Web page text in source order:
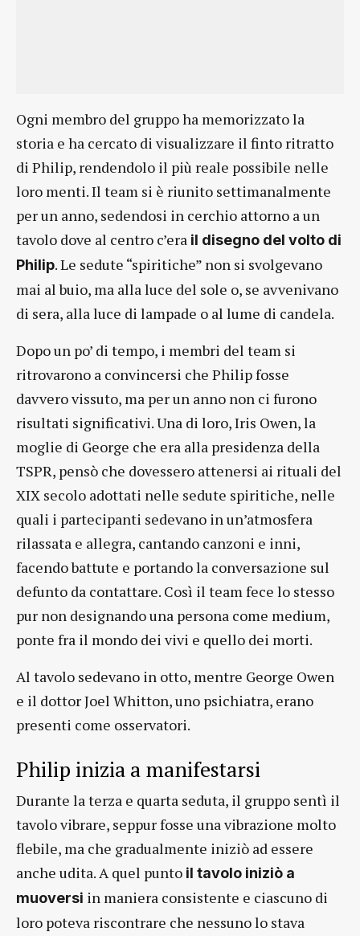
Ogni membro del gruppo ha memorizzato la
storia e ha cercato di visualizzare il finto ritratto
di Philip, rendendolo il più reale possibile nelle
loro menti. Il team si è riunito settimanalmente
per un anno, sedendosi in cerchio attorno a un
tavolo dove al centro c’era il disegno del volto di
Philip. Le sedute “spiritiche” non si svolgevano
mai al buio, ma alla luce del sole o, se avvenivano
di sera, alla luce di lampade o al lume di candela.
Dopo un po’ di tempo, i membri del team si
ritrovarono a convincersi che Philip fosse
davvero vissuto, ma per un anno non ci furono
risultati significativi. Una di loro, Iris Owen, la
moglie di George che era alla presidenza della
TSPR, pensò che dovessero attenersi ai rituali del
XIX secolo adottati nelle sedute spiritiche, nelle
quali i partecipanti sedevano in un’atmosfera
rilassata e allegra, cantando canzoni e inni,
facendo battute e portando la conversazione sul
defunto da contattare. Così il team fece lo stesso
pur non designando una persona come medium,
ponte fra il mondo dei vivi e quello dei morti.
Al tavolo sedevano in otto, mentre George Owen
e il dottor Joel Whitton, uno psichiatra, erano
presenti come osservatori.
Philip inizia a manifestarsi
Durante la terza e quarta seduta, il gruppo sentì il
tavolo vibrare, seppur fosse una vibrazione molto
flebile, ma che gradualmente iniziò ad essere
anche udita. A quel punto il tavolo iniziò a
muoversi in maniera consistente e ciascuno di
loro poteva riscontrare che nessuno lo stava